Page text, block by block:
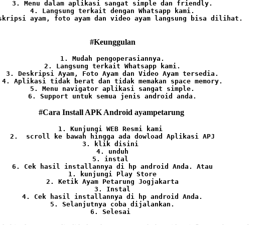
3. Menu dalam aplikasi sangat simple dan friendly.
4. Langsung terkait dengan Whatsapp kami.
ayam, foto ayam dan video ayam langsung bisa dilihat.
#Keunggulan
1. Mudah pengoperasiannya.
2. Langsung terkait Whatsapp kami.
3. Deskripsi Ayam, Foto Ayam dan Video Ayam tersedia.
4. Aplikasi tidak berat dan tidak memakan space memory.
5. Menu navigator aplikasi sangat simple.
6. Support untuk semua jenis android anda.
#Cara Install APK Android ayampetarung
1. Kunjungi WEB Resmi kami
2.  scroll ke bawah hingga ada dowload Aplikasi APJ
3. klik disini
4. unduh
5. instal
6. Cek hasil installannya di hp android Anda. Atau
1. kunjungi Play Store
2. Ketik Ayam Petarung Jogjakarta
3. Instal
4. Cek hasil installannya di hp android Anda.
5. Selanjutnya coba dijalankan.
6. Selesai